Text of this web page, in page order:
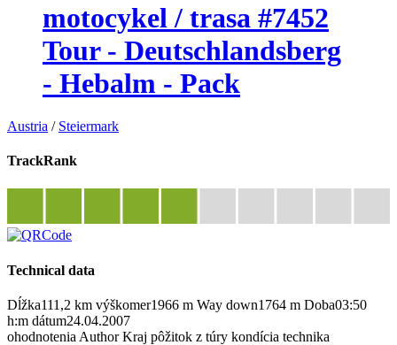
motocykel / trasa #7452
Tour - Deutschlandsberg
- Hebalm - Pack
Austria / Steiermark
TrackRank
Technical data
Dĺžka111,2 km výškomer1966 m Way down1764 m Doba03:50
h:m dátum24.04.2007
ohodnotenia Author Kraj pôžitok z túry kondícia technika